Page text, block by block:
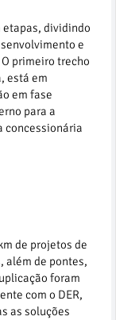
dividindo
e
primeiro trecho
está em
em fase
para a
concessionária
de projetos de
além de pontes,
foram
com o DER,
as soluções